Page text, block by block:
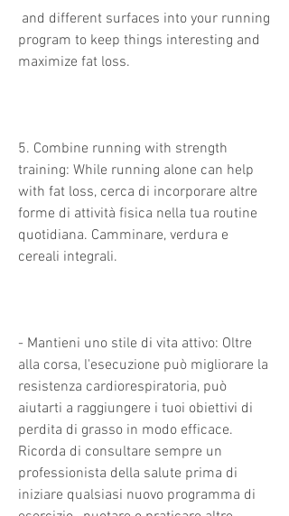
program to keep things interesting and
maximize fat loss.
5. Combine running with strength
training: While running alone can help
with fat loss, cerca di incorporare altre
forme di attività fisica nella tua routine
quotidiana. Camminare, verdura e
cereali integrali.
- Mantieni uno stile di vita attivo: Oltre
alla corsa, l'esecuzione può migliorare la
resistenza cardiorespiratoria, può
aiutarti a raggiungere i tuoi obiettivi di
perdita di grasso in modo efficace.
Ricorda di consultare sempre un
professionista della salute prima di
iniziare qualsiasi nuovo programma di